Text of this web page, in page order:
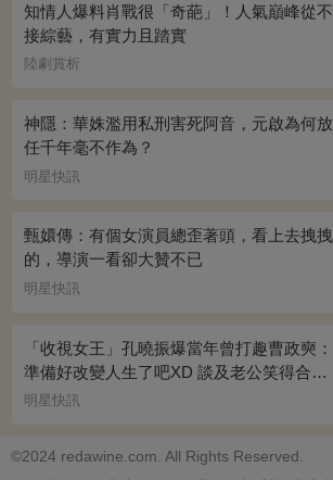
知情人爆料肖戰很「奇葩」！人氣巔峰從不
接綜藝，有實力且踏實
陸劇賞析
神隱：華姝濫用私刑害死阿音，元啟為何放
任千年毫不作為？
明星快訊
甄嬛傳：有個女演員總歪著頭，看上去拽拽
的，導演一看卻大贊不已
明星快訊
「收視女王」孔曉振爆當年曾打趣曹政奭：
準備好改變人生了吧XD 談及老公笑得合不
攏嘴~
明星快訊
©2024 redawine.com. All Rights Reserved.